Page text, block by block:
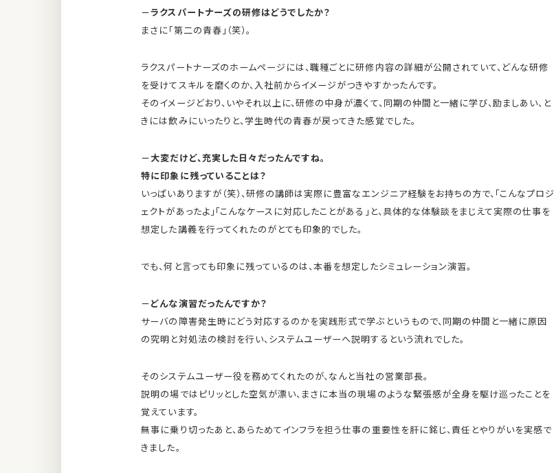
－ラクスパートナーズの研修はどうでしたか？
まさに「第二の青春」（笑）。
ラクスパートナーズのホームページには、職種ごとに研修内容の詳細が公開されていて、どんな研修
を受けてスキルを磨くのか、入社前からイメージがつきやすかったんです。
そのイメージどおり、いやそれ以上に、研修の中身が濃くて、同期の仲間と一緒に学び、励ましあい、と
きには飲みにいったりと、学生時代の青春が戻ってきた感覚でした。
－大変だけど、充実した日々だったんですね。
特に印象に残っていることは？
いっぱいありますが（笑）、研修の講師は実際に豊富なエンジニア経験をお持ちの方で、「こんなプロジ
ェクトがあったよ」「こんなケースに対応したことがある」と、具体的な体験談をまじえて実際の仕事を
想定した講義を行ってくれたのがとても印象的でした。
でも、何と言っても印象に残っているのは、本番を想定したシミュレーション演習。
－どんな演習だったんですか？
サーバの障害発生時にどう対応するのかを実践形式で学ぶというもので、同期の仲間と一緒に原因
の究明と対処法の検討を行い、システムユーザーへ説明するという流れでした。
そのシステムユーザー役を務めてくれたのが、なんと当社の営業部長。
説明の場ではピリッとした空気が漂い、まさに本当の現場のような緊張感が全身を駆け巡ったことを
覚えています。
無事に乗り切ったあと、あらためてインフラを担う仕事の重要性を肝に銘じ、責任とやりがいを実感で
きました。